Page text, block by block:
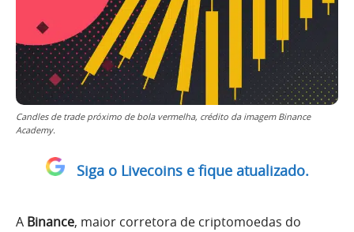
Candles de trade próximo de bola vermelha, crédito da imagem Binance
Academy.
Siga o Livecoins e fique atualizado.
A Binance, maior corretora de criptomoedas do